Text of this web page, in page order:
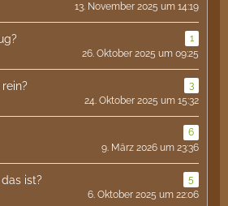
13. November 2025 um 14:19
1
26. Oktober 2025 um 09:25
3
24. Oktober 2025 um 15:32
6
9. März 2026 um 23:36
ist?
5
6. Oktober 2025 um 22:06